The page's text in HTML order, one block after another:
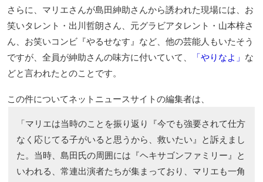
さらに、マリエさんが島田紳助さんから誘われた現場には、お
笑いタレント・出川哲朗さん、元グラビアタレント・山本梓さ
ん、お笑いコンビ『やるせなす』など、他の芸能人もいたそう
ですが、全員が紳助さんの味方に付いていて、
「やりなよ」 な
どと言われたとのことです。
この件についてネットニュースサイトの編集者は、
「マリエは当時のことを振り返り『今でも強要されて仕方
なく応じてる子がいると思うから、救いたい』と訴えまし
た。当時、島田氏の周囲には『ヘキサゴンファミリー』と
いわれる、常連出演者たちが集まっており、マリエも一角